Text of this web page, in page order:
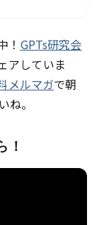
！ GPTs研究会
アしていま
メルマガで朝
ね。
！